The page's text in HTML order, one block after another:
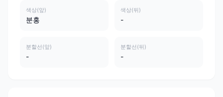
색상(앞)
분홍
색상(뒤)
-
분할선(앞)
-
분할선(뒤)
-